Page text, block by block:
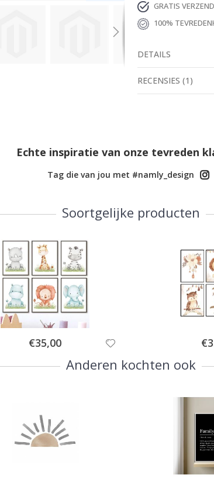
GRATIS
100%
DETAILS
RECENSIES (1 )
Echte inspiratie van onze tevreden
Tag die van jou met #namly_design
Soortgelijke producten
Special
Price
€35,00
Anderen kochten ook